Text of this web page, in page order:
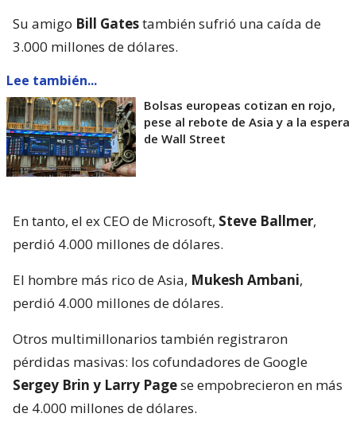
Su amigo Bill Gatestambién sufrió una caída de
3.000 millones de dólares.
Lee también...
Bolsas europeas cotizan en rojo,
pese al rebote de Asia y a la espera
de Wall Street
En tanto, el ex CEO de Microsoft, Steve Ballmer,
perdió 4.000 millones de dólares.
El hombre más rico de Asia, Mukesh Ambani,
perdió 4.000 millones de dólares.
Otros multimillonarios también registraron
pérdidas masivas: los cofundadores de Google
Sergey Brin y Larry Pagese empobrecieron en más
de 4.000 millones de dólares.